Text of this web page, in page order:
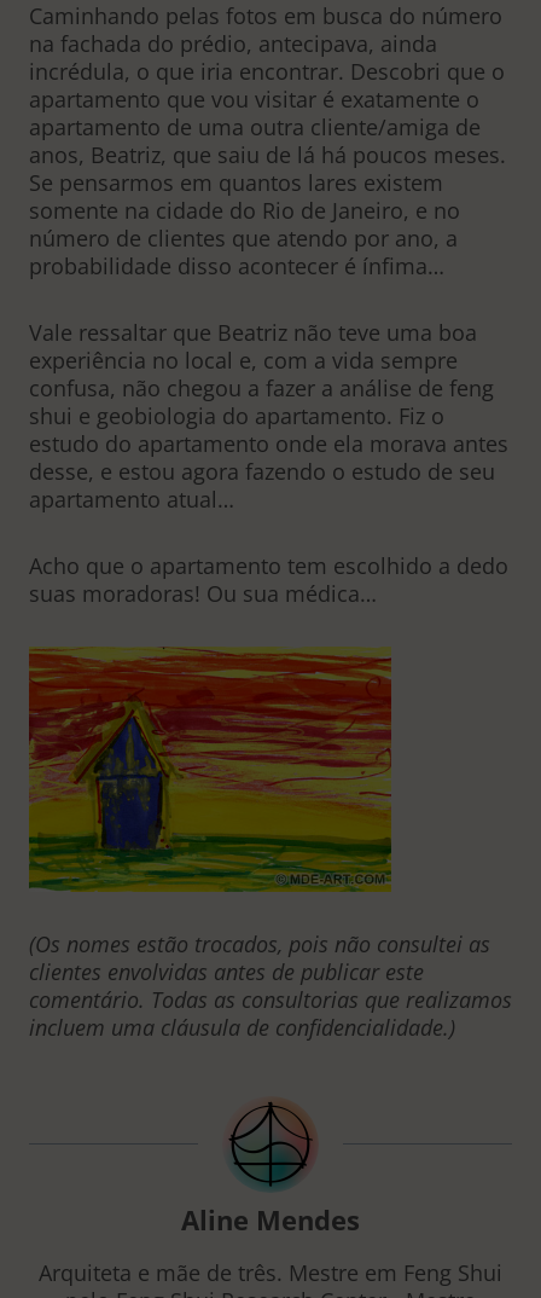
Caminhando pelas fotos em busca do número
na fachada do prédio, antecipava, ainda
incrédula, o que iria encontrar. Descobri que o
apartamento que vou visitar é exatamente o
apartamento de uma outra cliente/amiga de
anos, Beatriz, que saiu de lá há poucos meses.
Se pensarmos em quantos lares existem
somente na cidade do Rio de Janeiro, e no
número de clientes que atendo por ano, a
probabilidade disso acontecer é ínfima…
Vale ressaltar que Beatriz não teve uma boa
experiência no local e, com a vida sempre
confusa, não chegou a fazer a análise de feng
shui e geobiologia do apartamento. Fiz o
estudo do apartamento onde ela morava antes
desse, e estou agora fazendo o estudo de seu
apartamento atual…
Acho que o apartamento tem escolhido a dedo
suas moradoras! Ou sua médica…
(Os nomes estão trocados, pois não consultei as
clientes envolvidas antes de publicar este
comentário. Todas as consultorias que realizamos
incluem uma cláusula de confidencialidade.)
Aline Mendes
Arquiteta e mãe de três. Mestre em Feng Shui